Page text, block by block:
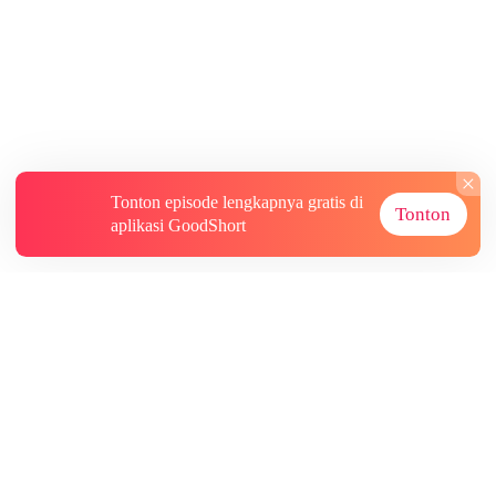
Tonton episode lengkapnya gratis di
aplikasi GoodShort
Tonton